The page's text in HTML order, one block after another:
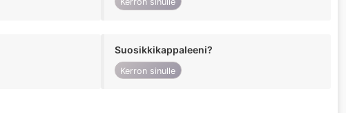
Suosikkikappaleeni?
Kerron sinulle